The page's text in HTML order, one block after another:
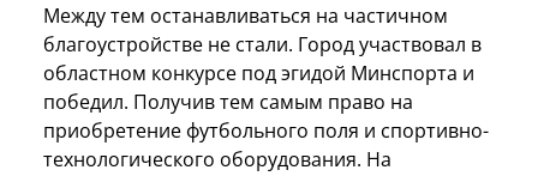
Между тем останавливаться на частичном
благоустройстве не стали. Город участвовал в
областном конкурсе под эгидой Минспорта и
победил. Получив тем самым право на
приобретение футбольного поля и спортивно-
технологического оборудования. На